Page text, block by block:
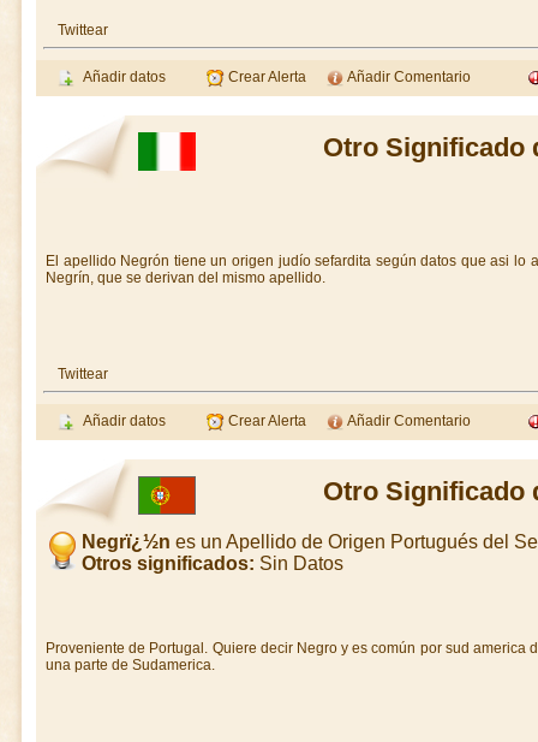
Twittear
Añadir datos Crear Alerta Añadir Comentario
Otro Significado
El apellido Negrón tiene un origen judío sefardita según datos que asi lo
Negrín, que se derivan del mismo apellido.
Twittear
Añadir datos Crear Alerta Añadir Comentario
Otro Significado
Negrï¿½n es un Apellido de Origen Portugués del
Otros significados: Sin Datos
Proveniente de Portugal. Quiere decir Negro y es común por sud america
una parte de Sudamerica.